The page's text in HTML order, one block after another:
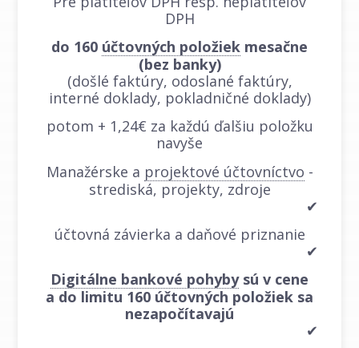
DPH
do 160 účtovných položiek mesačne
(bez banky)
(došlé faktúry, odoslané faktúry,
interné doklady, pokladničné doklady)
potom + 1,24€ za každú ďalšiu položku
navyše
Manažérske a projektové účtovníctvo -
strediská, projekty, zdroje
✔
účtovná závierka a daňové priznanie
✔
Digitálne bankové pohybysú v cene
a do limitu 160 účtovných položiek sa
nezapočítavajú
✔